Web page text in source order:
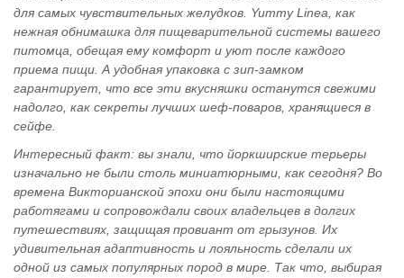
для самых чувствительных желудков. Yummy Linea, как
нежная обнимашка для пищеварительной системы вашего
питомца, обещая ему комфорт и уют после каждого
приема пищи. А удобная упаковка с зип-замком
гарантирует, что все эти вкусняшки останутся свежими
надолго, как секреты лучших шеф-поваров, хранящиеся в
сейфе.
Интересный факт: вы знали, что йоркширские терьеры
изначально не были столь миниатюрными, как сегодня? Во
времена Викторианской эпохи они были настоящими
работягами и сопровождали своих владельцев в долгих
путешествиях, защищая провиант от грызунов. Их
удивительная адаптивность и лояльность сделали их
одной из самых популярных пород в мире. Так что, выбирая